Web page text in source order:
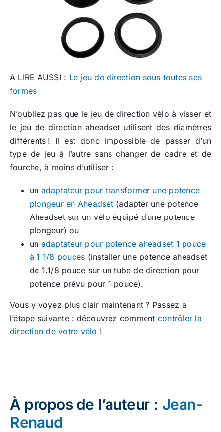
A LIRE AUSSI : Le jeu de direction sous toutes ses
formes
N’oubliez pas que le jeu de direction vélo à visser et
le jeu de direction aheadset utilisent des diamètres
différents ! Il est donc impossible de passer d’un
type de jeu à l’autre sans changer de cadre et de
fourche, à moins d’utiliser :
un adaptateur pour transformer une potence
plongeur en Aheadset(adapter une potence
Aheadset sur un vélo équipé d’une potence
plongeur) ou
un adaptateur pour potence aheadset 1 pouce
à 1 1/8 pouces (installer une potence aheadset
de 1.1/8 pouce sur un tube de direction pour
potence prévu pour 1 pouce).
Vous y voyez plus clair maintenant ? Passez à
l’étape suivante : découvrez comment contrôler la
direction de votre vélo !
À propos de l’auteur : Jean-
Renaud